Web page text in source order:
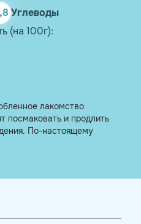
Углеводы
(на 100г):
лакомство
посмаковать и продлить
По-настоящему